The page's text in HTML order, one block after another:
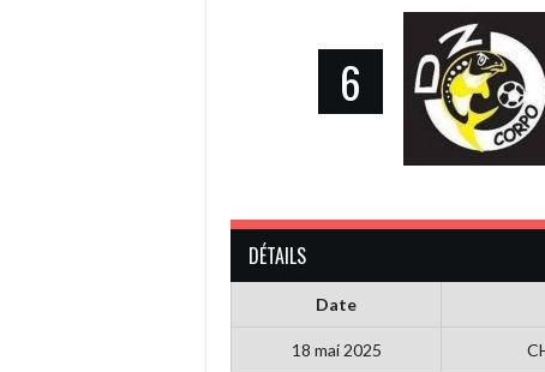
6
DÉTAILS
Date
18 mai 2025